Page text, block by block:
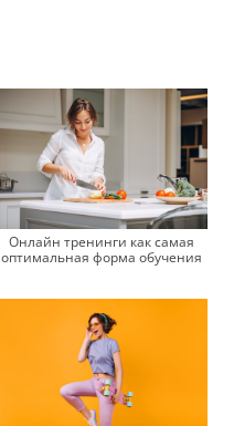
Онлайн тренинги как самая
оптимальная форма обучения